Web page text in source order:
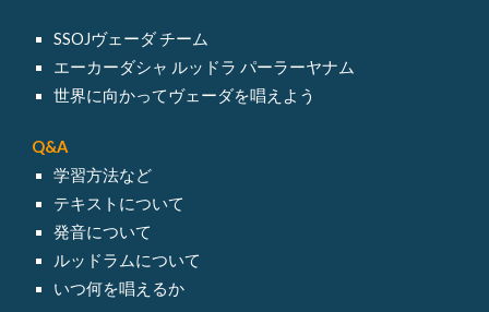
SSOJヴェーダ チーム
エーカーダシャ ルッドラ パーラーヤナム
世界に向かってヴェーダを唱えよう
Q&A
学習方法など
テキスト について
発音について
ルッドラムについて
いつ何を唱えるか